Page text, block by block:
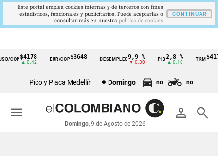
Cintillo
económicos
Colombia
COP$4178
▲ 0.42
EUR/COP$3648 DESEMPLEO 9,9 %
▼ 0.30
PIB2,8 %
▲ 0.10
TRM
Pico y Placa Medellín Domingo no no
person search
Domingo, 9 de Agosto de 2026
menu
Este portal emplea cookies internas y de terceros con fines
estadísticos, funcionales y publicitarios. Puede aceptarlas o
consultar más en nuestra politica de cookies
CONTINUAR